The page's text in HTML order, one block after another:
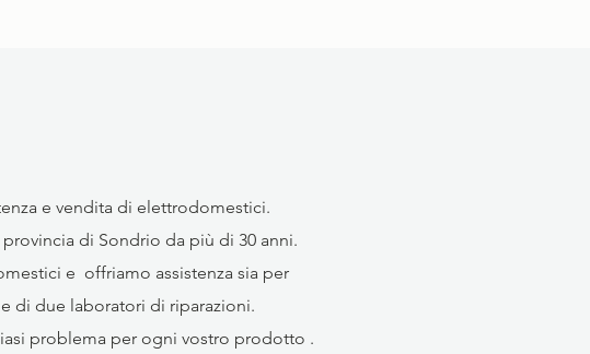
e vendita di elettrodomestici.
di Sondrio da più di 30 anni.
e offriamo assistenza sia per
di due laboratori di riparazioni.
problema per ogni vostro prodotto .